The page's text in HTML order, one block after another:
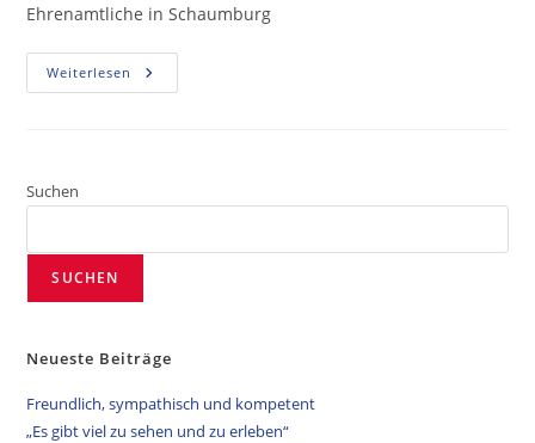
Ehrenamtliche in Schaumburg
Weiterlesen
Suchen
SUCHEN
Neueste Beiträge
Freundlich, sympathisch und kompetent
„Es gibt viel zu sehen und zu erleben“